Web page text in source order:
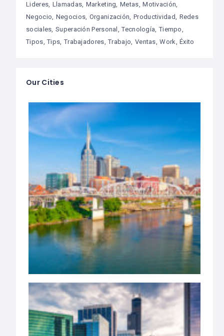
Lideres Llamadas Marketing Metas Motivación
Negocio Negocios Organización Productividad Redes
sociales Superación Personal Tecnología Tiempo
Tipos Tips Trabajadores Trabajo Ventas Work Éxito
Our Cities